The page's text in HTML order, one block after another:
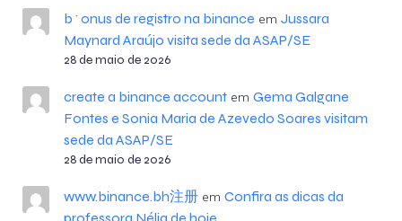
b^onus de registro na binance em Jussara
Maynard Araújo visita sede da ASAP/SE
28 de maio de 2026
create a binance accountem Gema Galgane
Fontes e Sonia Maria de Azevedo Soares visitam
sede da ASAP/SE
28 de maio de 2026
www.binance.bh注册em Confira as dicas da
professora Nélia de hoje